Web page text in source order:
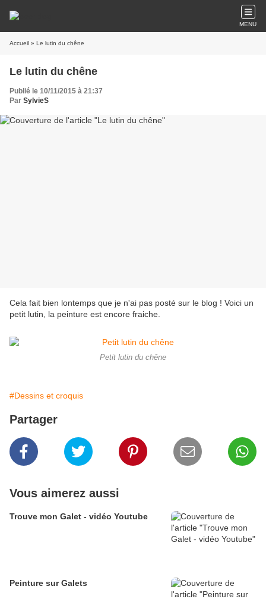
MENU
Accueil » Le lutin du chêne
Le lutin du chêne
Publié le 10/11/2015 à 21:37
Par SylvieS
Cela fait bien lontemps que je n'ai pas posté sur le blog ! Voici un
petit lutin, la peinture est encore fraiche.
Petit lutin du chêne
#Dessins et croquis
Partager
Vous aimerez aussi
Trouve mon Galet - vidéo Youtube
Peinture sur Galets